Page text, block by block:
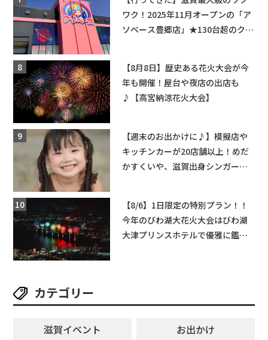
ワク！2025年11月オープンの「ア
ソベース豊郷店」★130台超のクレ
【8月8日】歴史ある花火大会が今
年も開催！屋台や夜店の出店も
♪【高宮納涼花火大会】
【週末のお出かけに♪】模擬店や
キッチンカーが20店舗以上！めだ
かすくいや、滋賀出身シンガーソ
【8/6】1日限定の特別プラン！！
今年のびわ湖大花火大会はびわ湖
大津プリンスホテルで優雅に鑑賞
カテゴリー
滋賀イベント
お出かけ